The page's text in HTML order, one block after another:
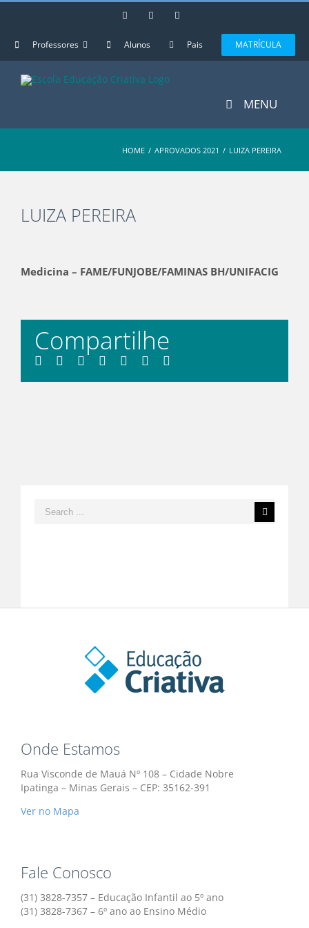
Skip
InstagramFacebook
Professores Alunos Pais MATRÍCULA
MENU
HOME / APROVADOS 2021 / LUIZA PEREIRA
LUIZA PEREIRA
Larger
Image
Medicina – FAME/FUNJOBE/FAMINAS BH/UNIFACIG
Compartilhe
Facebook
TwitterLinkedInWhatsapp
TumblrPinterest
Search
for:
Onde Estamos
Rua Visconde de Mauá Nº 108 – Cidade Nobre
Ipatinga – Minas Gerais – CEP: 35162-391
Ver no Mapa
Fale Conosco
(31) 3828-7357 – Educação Infantil ao 5º ano
(31) 3828-7367 – 6º ano ao Ensino Médio